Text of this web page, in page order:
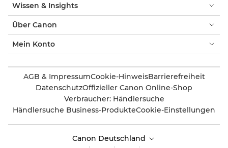
Wissen & Insights
Über Canon
Mein Konto
AGB & ImpressumCookie-HinweisBarrierefreiheit
DatenschutzOffizieller Canon Online-Shop
Verbraucher: Händlersuche
Händlersuche Business-ProdukteCookie-Einstellungen
Canon Deutschland